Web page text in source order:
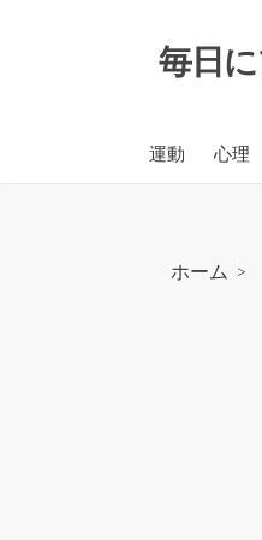
毎日
運動 心理
ホーム >